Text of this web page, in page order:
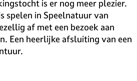
is er nog meer plezier.
spelen in Speelnatuur van
af met een bezoek aan
Een heerlijke afsluiting van een